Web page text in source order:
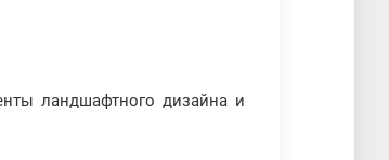
ландшафтного дизайна и